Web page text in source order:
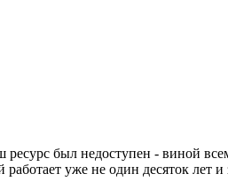
был недоступен - виной
уже не один десяток лет и